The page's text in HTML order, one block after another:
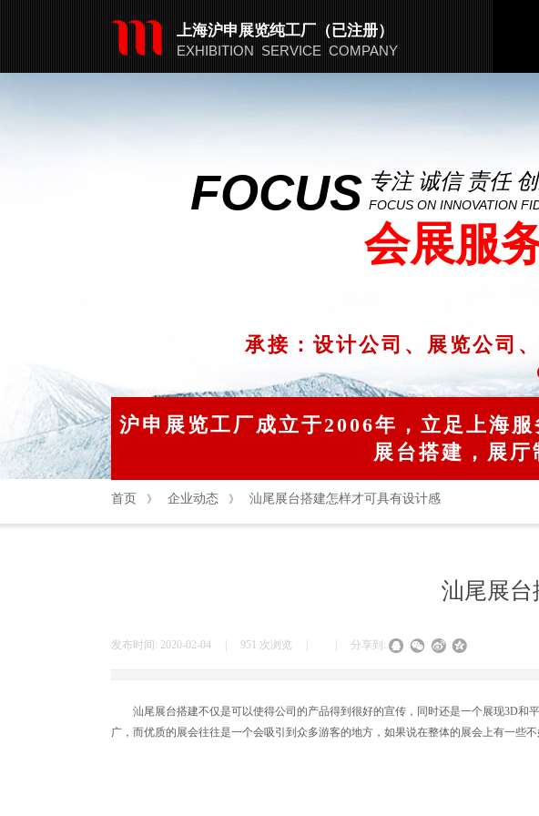
​​上海沪申展览纯工厂（已注册）
EXHIBITION SERVICE COMPANY
FOCUS 专注 诚信 责任
FOCUS ON INNOVATION
会展服
承接：设计公司、展览公司
沪申展览工厂成立于2006年，立足上海
展台搭建，展
首页 》 企业动态 》 汕尾展台搭建怎样才可具有设计感
汕尾展台
发布时间: 2020-02-04 951 次浏览 分享到:
汕尾展台搭建不仅是可以使得公司的产品得到很好的宣传，同时还是一个展现3D和
广，而优质的展会往往是一个会吸引到众多游客的地方，如果说在整体的展会上有一些